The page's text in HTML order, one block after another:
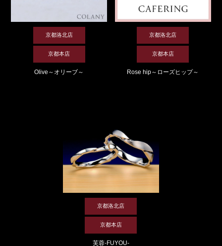
京都洛北店
京都本店
Olive～オリーブ～
京都洛北店
京都本店
Rose hip～ローズヒップ～
京都洛北店
京都本店
芙蓉-FUYOU-